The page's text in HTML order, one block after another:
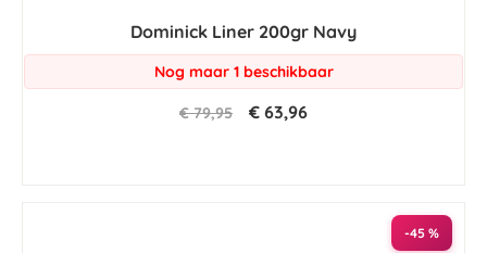
Dominick Liner 200gr Navy
Nog maar 1 beschikbaar
€ 79,95 € 63,96
-45 %